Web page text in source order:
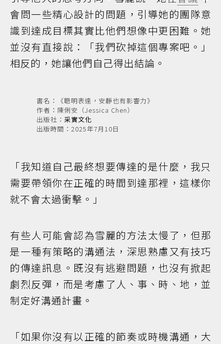
會問一些精心設計的問題，引導她的團隊意
識到達成目標其實比他們想像中更困難。她
並沒有直接說：「我們砍掉這個專案吧。」
相反的，她讓他們自己得出結論。
書名：《聰明表達，安靜也有影響力》
作者：陳俐安（Jessica Chen）
出版社： 采實文化
出版時間：2025年7月10日
「我知道自己最終想要傳達的是什麼，我只
需要帶領你在正確的時間到達那裡，這樣你
就不會太過衝擊。」
有些人可能會認為雪麗的方法太慢了，但那
是一種有策略的溝通法，深思熟慮又有技巧
的傳達訊息。既沒有逃避問題，也沒有掀起
劇烈反彈，而是考慮了人、事、時、地，並
制定好溝通計畫。
「如果你沒有以正確的節奏或時機溝通，大